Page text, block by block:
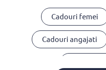
Cadouri femei
Cadouri angajati